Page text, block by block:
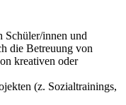
Schüler/innen und
die Betreuung von
kreativen oder
(z. Sozialtrainings,